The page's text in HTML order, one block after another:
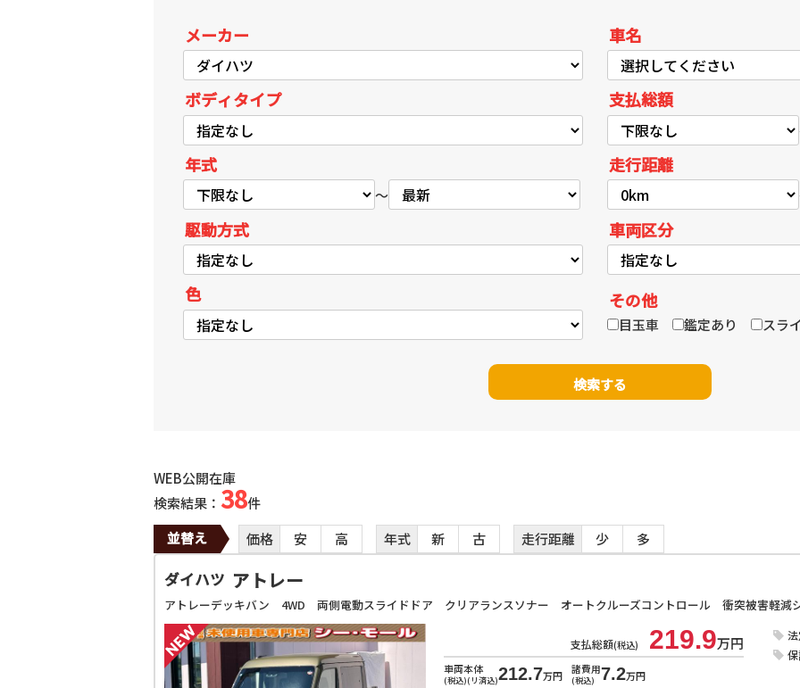
メーカー 車名
ボディタイプ 支払総額
年式
～
走行距離
駆動方式 車両区分
色 その他
目玉車 鑑定あり スラ
WEB公開在庫
検索結果： 38件
並替え
価格 安 高 年式 新 古 走行距離 少 多
ダイハツ アトレー
支払総額(税込) 219.9万円
車両本体
(税込)(リ済込)212.7万円 諸費用
(税込) 7.2万円